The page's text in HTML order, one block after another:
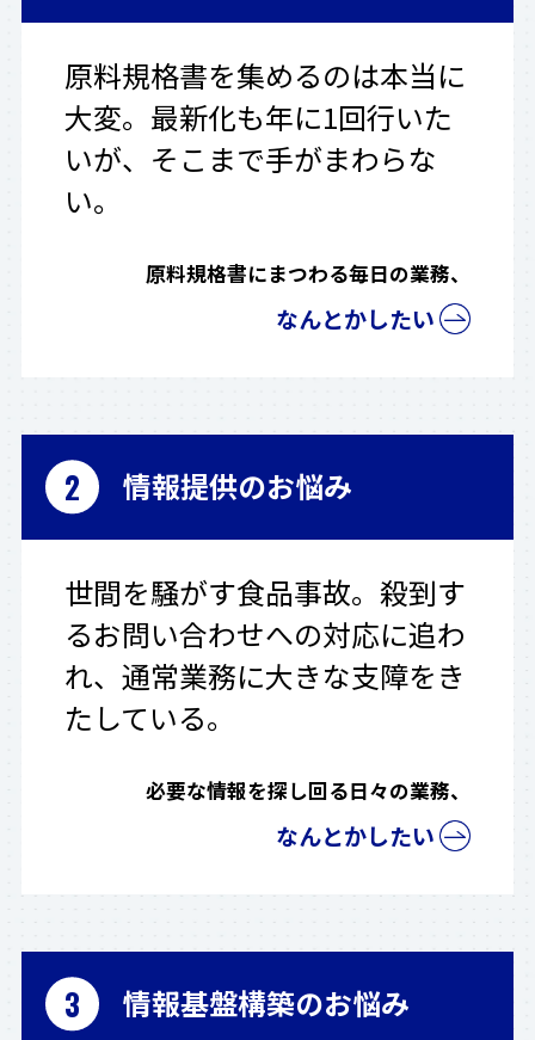
原料規格書を集めるのは本当に
大変。最新化も年に1回行いた
いが、そこまで手がまわらな
い。
原料規格書にまつわる毎日の業務、
なんとかしたい
2 情報提供のお悩み
世間を騒がす食品事故。殺到す
るお問い合わせへの対応に追わ
れ、通常業務に大きな支障をき
たしている。
必要な情報を探し回る日々の業務、
なんとかしたい
3 情報基盤構築のお悩み